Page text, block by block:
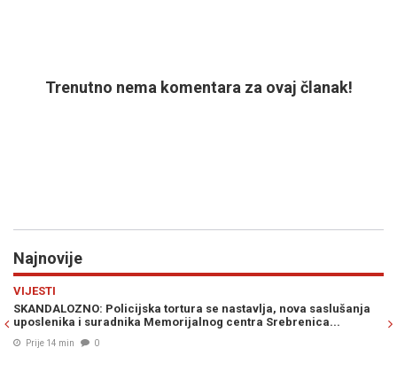
Trenutno nema komentara za ovaj članak!
Najnovije
Policijska tortura se nastavlja, nova saslušanja
Memorijalnog centra Srebrenica...
SLAVEN
BOSNE I